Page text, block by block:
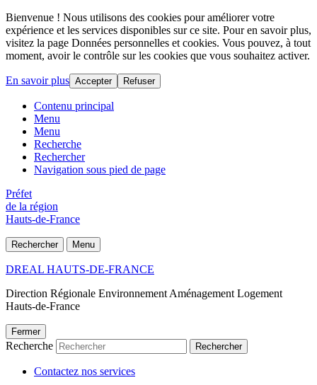
Bienvenue ! Nous utilisons des cookies pour améliorer votre
expérience et les services disponibles sur ce site. Pour en savoir plus,
visitez la page Données personnelles et cookies. Vous pouvez, à tout
moment, avoir le contrôle sur les cookies que vous souhaitez activer.
En savoir plus Accepter Refuser
Contenu principal
Menu
Menu
Recherche
Rechercher
Navigation sous pied de page
Préfet
de la région
Hauts-de-France
Rechercher Menu
DREAL HAUTS-DE-FRANCE
Direction Régionale Environnement Aménagement Logement
Hauts-de-France
Fermer
Recherche Rechercher
Contactez nos services